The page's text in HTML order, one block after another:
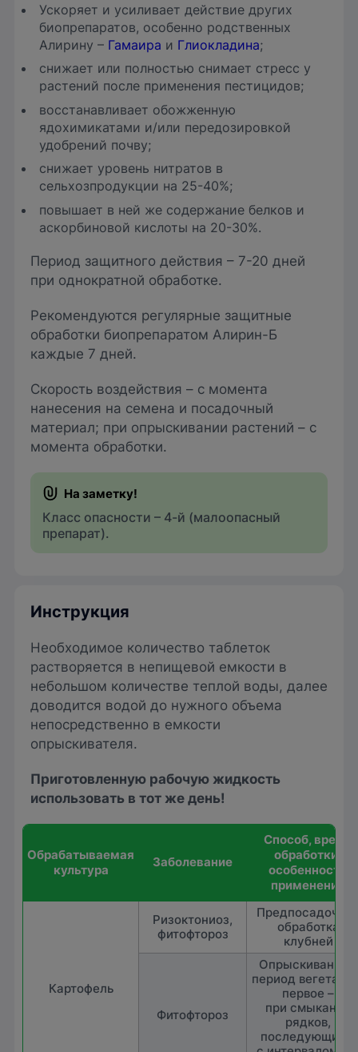
Ускоряет и усиливает действие других
биопрепаратов, особенно родственных
Алирину – Гамаира и Глиокладина;
снижает или полностью снимает стресс у
растений после применения пестицидов;
восстанавливает обожженную
ядохимикатами и/или передозировкой
удобрений почву;
снижает уровень нитратов в
сельхозпродукции на 25-40%;
повышает в ней же содержание белков и
аскорбиновой кислоты на 20-30%.
Период защитного действия – 7-20 дней
при однократной обработке.
Рекомендуются регулярные защитные
обработки биопрепаратом Алирин-Б
каждые 7 дней.
Скорость воздействия – с момента
нанесения на семена и посадочный
материал; при опрыскивании растений – с
момента обработки.
Класс опасности – 4-й (малоопасный
препарат).
Инструкция
Необходимое количество таблеток
растворяется в непищевой емкости в
небольшом количестве теплой воды, далее
доводится водой до нужного объема
непосредственно в емкости
опрыскивателя.
Приготовленную рабочую жидкость
использовать в тот же день!
Обрабатываемая
куль­ту­ра
Заболевание
Способ, время
обработки,
особенности
применения
Картофель
Ризоктониоз,
фитофтороз
обработка
клубней
Фитофтороз
Опрыскивание в
период
первое –
при смыкании
рядков,
последующие –